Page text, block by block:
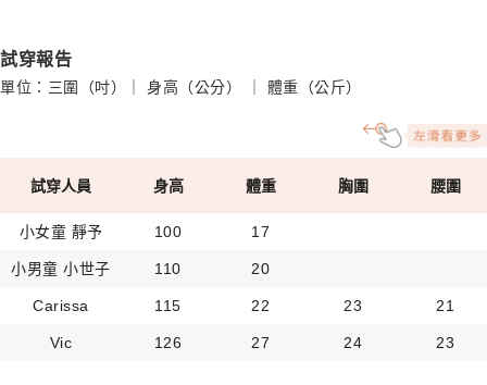
試穿報告
單位：三圍（吋）｜ 身高（公分） ｜ 體重（公斤）
試穿人員 身高 體重 胸圍 腰圍
小女童 靜予 100 17
小男童 小世子 110 20
Carissa 115 22 23 21
Vic 126 27 24 23